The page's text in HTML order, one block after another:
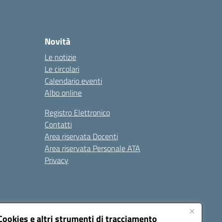
e altri strumenti di tracciamento
Novità
Le notizie
Le circolari
Calendario eventi
Albo online
Registro Elettronico
Contatti
Area riservata Docenti
Area riservata Personale ATA
Privacy